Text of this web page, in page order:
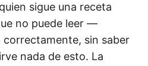
sigue una receta
no puede leer —
correctamente, sin saber
nada de esto. La